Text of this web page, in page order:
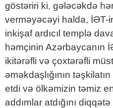
göstəriri ki, gələcəkdə
verməyəcəyi halda, İƏT-
inkişaf ardıcıl templə
həmçinin Azərbaycanın
ikitərəfli və çoxtərəfli
əməkdaşlığının
etdi və ölkəmizin təmiz
addımlar atdığını diqqətə